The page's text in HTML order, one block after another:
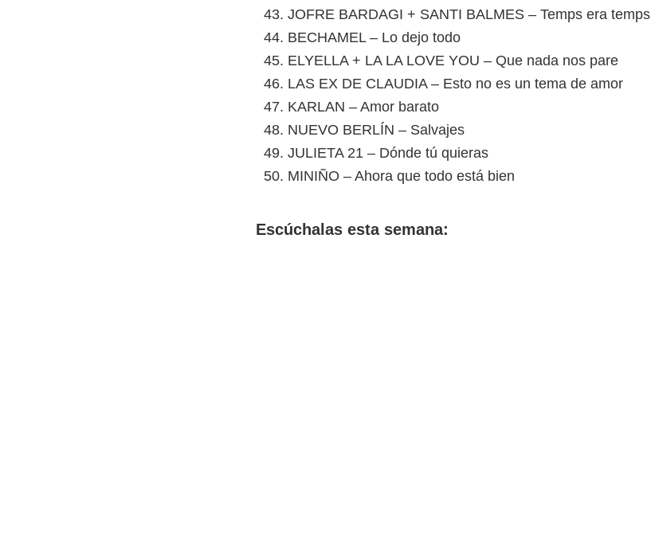
JOFRE BARDAGI + SANTI BALMES – Temps era temps
BECHAMEL – Lo dejo todo
ELYELLA + LA LA LOVE YOU – Que nada nos pare
LAS EX DE CLAUDIA – Esto no es un tema de amor
KARLAN – Amor barato
NUEVO BERLÍN – Salvajes
JULIETA 21 – Dónde tú quieras
MINIÑO – Ahora que todo está bien
Escúchalas esta semana: